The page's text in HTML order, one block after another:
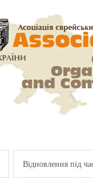
Відновлення під